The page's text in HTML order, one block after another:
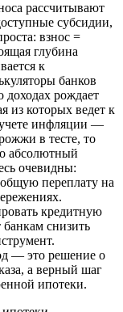
рассчитывают
субсидии,
взнос =
глубина
к
банков
доходах рождает
из которых ведет к
инфляции —
в тесте, то
абсолютный
очевидны:
переплату на
кредитную
снизить
— это решение о
а верный шаг
ипотеки.